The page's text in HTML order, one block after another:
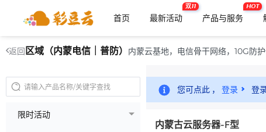
首页 最新活动
双11
产品与服务
HOT
返回 区域（内蒙电信｜普防） 内蒙云基地，电信骨干网络，10G防
限时活动
您可点此 ， 登录 登
内蒙古云服务器-F型